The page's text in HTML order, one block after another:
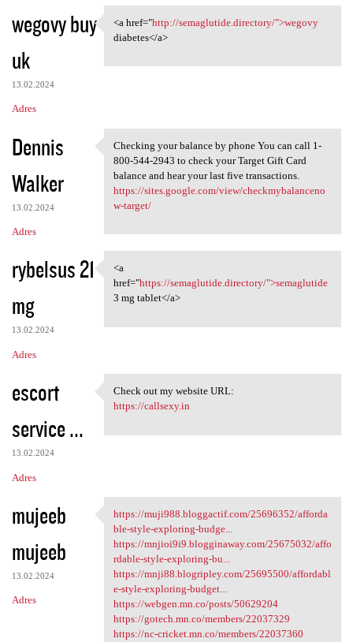
wegovy buy
uk
13.02.2024
Adres
<a href="http://semaglutide
<a href="http://semaglutide.directory/">wegovy
diabetes</a>
Dennis
Walker
13.02.2024
Adres
Checking your balance by
Checking your balance by phone​​ You can call 1-
800-544-2943 to check your Target Gift Card
balance and hear your last five transactions.
https://sites.google.com/view/checkmybalanceno
w-target/
rybelsus 21
mg
13.02.2024
Adres
<a href="https://semaglutide
<a
href="https://semaglutide.directory/">semaglutide
3 mg tablet</a>
escort
service ...
13.02.2024
Adres
Check out my website URL:
Check out my website URL:
https://callsexy.in
mujeeb
mujeeb
13.02.2024
Adres
https://muji988.bloggactif
https://muji988.bloggactif.com/25696352/afforda
ble-style-exploring-budge...
https://mnjioi9i9.blogginaway.com/25675032/affo
rdable-style-exploring-bu...
https://mnji88.blogripley.com/25695500/affordabl
e-style-exploring-budget...
https://webgen.mn.co/posts/50629204
https://gotech.mn.co/members/22037329
https://nc-cricket.mn.co/members/22037360